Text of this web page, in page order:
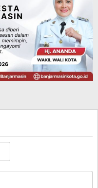
Kapolres
Koordinasi